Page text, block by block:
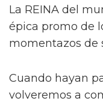
La REINA del
épica promo de
momentazos de
Cuando hayan
volveremos a